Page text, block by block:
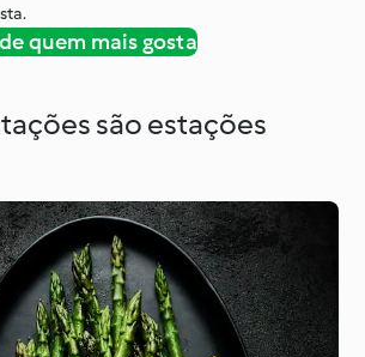
quem mais gosta
são estações